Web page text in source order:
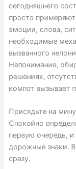
сегодняшнего
просто примеряют
эмоции, слова,
необходимые
вызванного
Непонимание,
решениях,
компот вызывает
Присядьте на
Спокойно
первую очередь, и
дорожные знаки.
сразу.